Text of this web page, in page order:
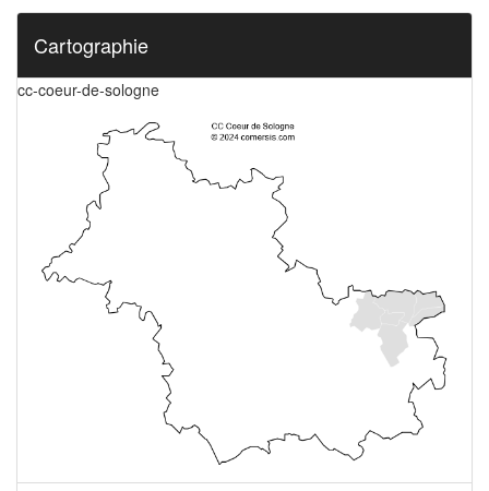
Cartographie
cc-coeur-de-sologne